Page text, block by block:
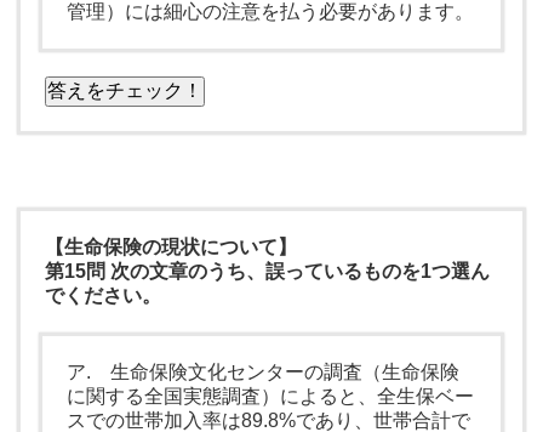
管理）には細心の注意を払う必要があります。
答えをチェック！
【生命保険の現状について】
第15問 次の文章のうち、誤っているものを1つ選ん
でください。
ア. 生命保険文化センターの調査（生命保険
に関する全国実態調査）によると、全生保ベー
スでの世帯加入率は89.8%であり、世帯合計で